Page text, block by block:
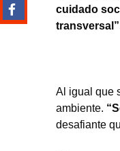
cuidado
Al igual que
ambiente.
desafiante